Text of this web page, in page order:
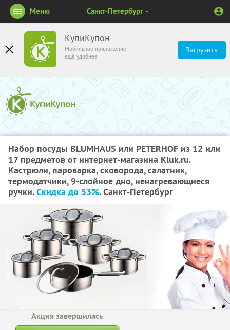
КупиКупон
Мобильное приложение
ещё удобнее
Загрузить
Меню Санкт-Петербург
Набор посуды BLUMHAUS или PETERHOF из 12 или
17 предметов от интернет-магазина Kluk.ru.
Кастрюли, пароварка, сковорода, салатник,
термодатчики, 9-слойное дно, ненагревающиеся
ручки.Скидка до 53%. Санкт-Петербург
Акция завершилась